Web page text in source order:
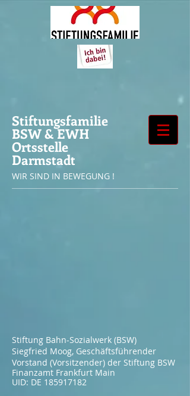
Stiftungsfamilie
BSW & EWH
Ortsstelle
Darmstadt
WIR SIND IN BEWEGUNG !
Stiftung Bahn-Sozialwerk (BSW)
Siegfried Moog, Geschäftsführender
Vorstand (Vorsitzender) der Stiftung BSW
Finanzamt Frankfurt Main
UID: DE 185917182